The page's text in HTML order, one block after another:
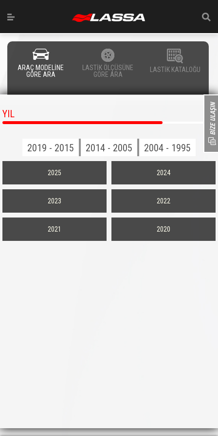
ARAÇ MODELİNE
GÖRE ARA
LASTİK ÖLÇÜSÜNE
GÖRE ARA
LASTİK KATALOĞU
YIL
2019 - 2015 2014 - 2005 2004 - 1995
2025 2024
2023 2022
2021 2020